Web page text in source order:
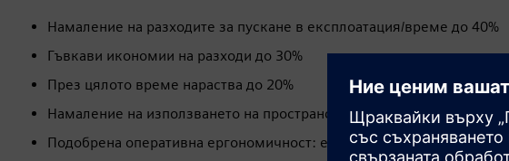
Намаление на разходите за пускане в експлоатация/време до 40%
Гъвкави икономии на разходи до 30%
През цялото време нараства до 20%
Намаление на използването на пространството до 50%
Подобрена оперативна ергономичност: елиминира рисковете,